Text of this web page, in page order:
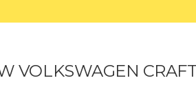
VOLKSWAGEN